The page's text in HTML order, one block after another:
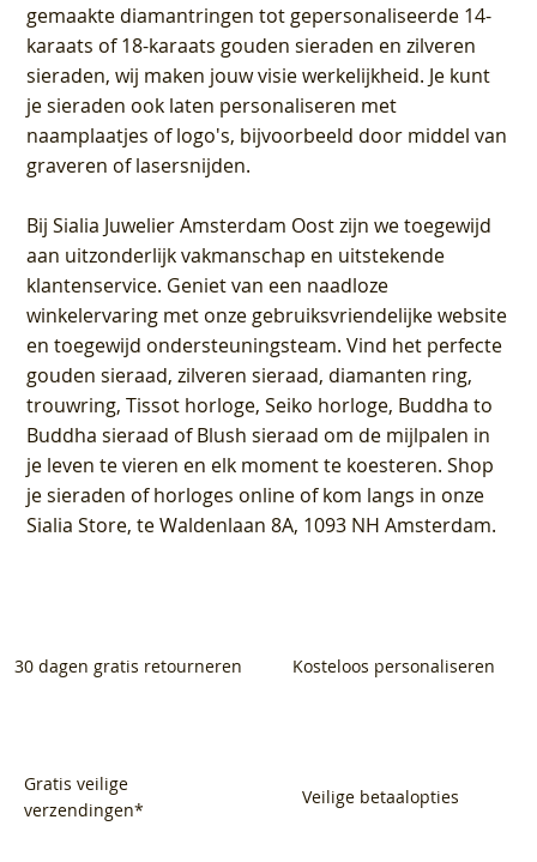
gemaakte diamantringen tot gepersonaliseerde 14-
karaats of 18-karaats gouden sieraden en zilveren
sieraden, wij maken jouw visie werkelijkheid. Je kunt
je sieraden ook laten personaliseren met
naamplaatjes of logo's, bijvoorbeeld door middel van
graveren of lasersnijden.
BijSialia Juwelier Amsterdam Oostzijn we toegewijd
aan uitzonderlijk vakmanschap en uitstekende
klantenservice. Geniet van een naadloze
winkelervaring met onze gebruiksvriendelijke website
en toegewijd ondersteuningsteam. Vind het perfecte
gouden sieraad, zilveren sieraad, diamanten ring,
trouwring, Tissot horloge, Seiko horloge, Buddha to
Buddha sieraad of Blush sieraad om de mijlpalen in
je leven te vieren en elk moment te koesteren. Shop
je sieraden of horloges online of kom langs in onze
Sialia Store, te Waldenlaan 8A, 1093 NH Amsterdam.
30 dagen gratis retourneren Kosteloos personaliseren
Gratis veilige
verzendingen*
Veilige betaalopties